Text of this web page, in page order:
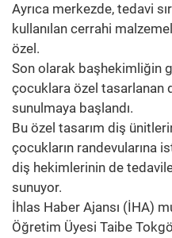
Ayrıca merkezde, tedavi
kullanılan cerrahi
özel.
Son olarak başhekimliğin
çocuklara özel tasarlanan
sunulmaya başlandı.
Bu özel tasarım diş
çocukların randevularına
diş hekimlerinin de
sunuyor.
İhlas Haber Ajansı (İHA)
Öğretim Üyesi Taibe